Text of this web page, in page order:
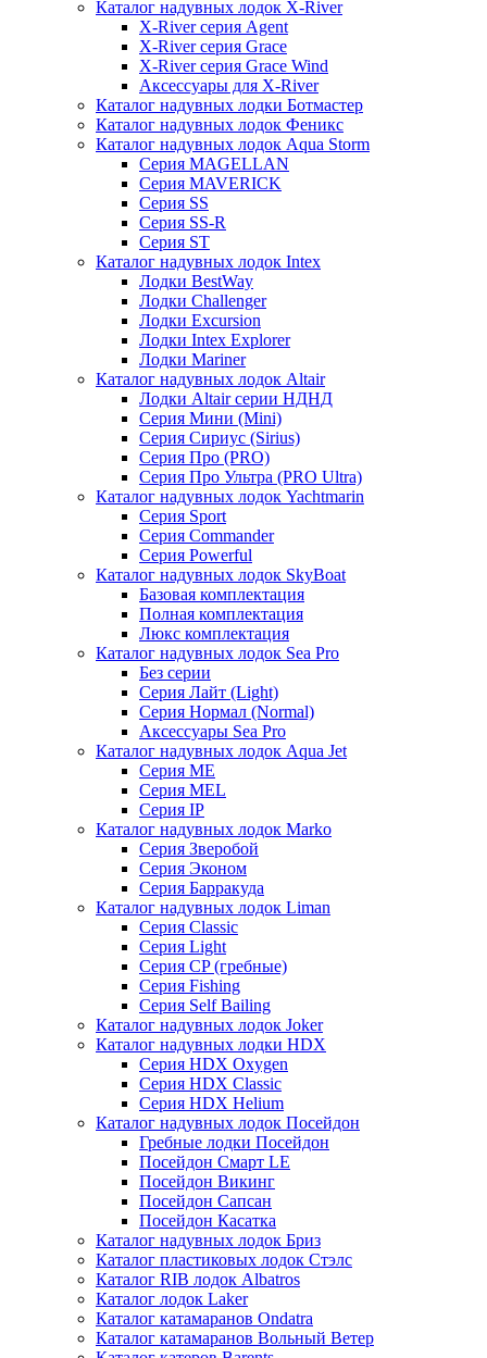
Каталог надувных лодок X-River
X-River серия Agent
X-River серия Grace
X-River серия Grace Wind
Аксессуары для X-River
Каталог надувных лодки Ботмастер
Каталог надувных лодок Феникc
Каталог надувных лодок Aqua Storm
Серия MAGELLAN
Серия MAVERICK
Серия SS
Серия SS-R
Серия ST
Каталог надувных лодок Intex
Лодки BestWay
Лодки Challenger
Лодки Excursion
Лодки Intex Explorer
Лодки Mariner
Каталог надувных лодок Altair
Лодки Altair серии НДНД
Серия Мини (Mini)
Серия Сириус (Sirius)
Серия Про (PRO)
Серия Про Ультра (PRO Ultra)
Каталог надувных лодок Yachtmarin
Серия Sport
Серия Commander
Серия Powerful
Каталог надувных лодок SkyBoat
Базовая комплектация
Полная комплектация
Люкс комплектация
Каталог надувных лодок Sea Pro
Без серии
Серия Лайт (Light)
Серия Нормал (Normal)
Аксессуары Sea Pro
Каталог надувных лодок Aqua Jet
Серия ME
Серия MEL
Серия IP
Каталог надувных лодок Marko
Серия Зверобой
Серия Эконом
Серия Барракуда
Каталог надувных лодок Liman
Серия Classic
Серия Light
Серия CP (гребные)
Серия Fishing
Серия Self Bailing
Каталог надувных лодок Joker
Каталог надувных лодки HDX
Серия HDX Oxygen
Серия HDX Classic
Серия HDX Helium
Каталог надувных лодок Посейдон
Гребные лодки Посейдон
Посейдон Смарт LE
Посейдон Викинг
Посейдон Сапсан
Посейдон Касатка
Каталог надувных лодок Бриз
Каталог пластиковых лодок Стэлс
Каталог RIB лодок Albatros
Каталог лодок Laker
Каталог катамаранов Ondatra
Каталог катамаранов Вольный Ветер